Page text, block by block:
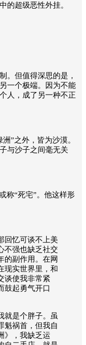
的超级恶性外挂。
。但值得深思的是，
一个极端。因为不能
人，成了另一种不正
”之外，皆为沙漠。
与沙子之间毫无关
称“死宅”。他这样形
回忆可谈不上美
不强也缺乏社交
副作用。在网
现实世界里，和
使我非常紧
鼓起勇气开口
就是个胖子。虽
魁祸首，但我自
》，我缺乏运